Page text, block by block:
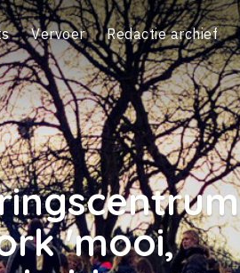
Vervoer Redactie archief
'mooi,